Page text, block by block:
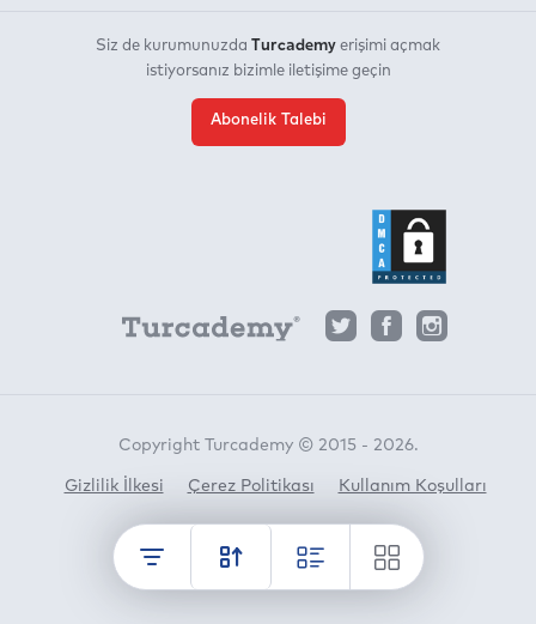
Siz de kurumunuzda Turcademy erişimi açmak
istiyorsanız bizimle iletişime geçin
Abonelik Talebi
Copyright Turcademy © 2015 - 2026.
Gizlilik İlkesi Çerez Politikası Kullanım Koşulları
crafted by Horato